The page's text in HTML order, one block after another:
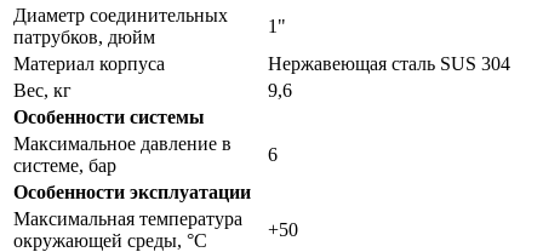
Диаметр соединительных
патрубков, дюйм
1"
Материал корпуса
Нержавеющая сталь SUS 304
Вес, кг
9,6
Особенности системы
Максимальное давление в
системе, бар
6
Особенности эксплуатации
Максимальная температура
окружающей среды, °С
+50